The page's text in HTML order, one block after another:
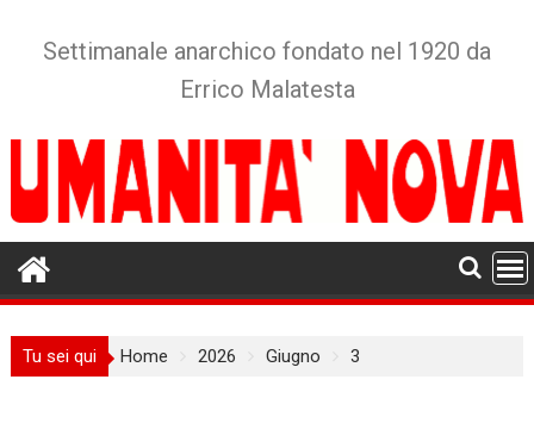
Settimanale anarchico fondato nel 1920 da
Errico Malatesta
Tu sei qui Home 2026 Giugno 3